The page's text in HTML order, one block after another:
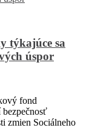
týkajúce sa
úspor
fond
bezpečnosť
zmien Sociálneho